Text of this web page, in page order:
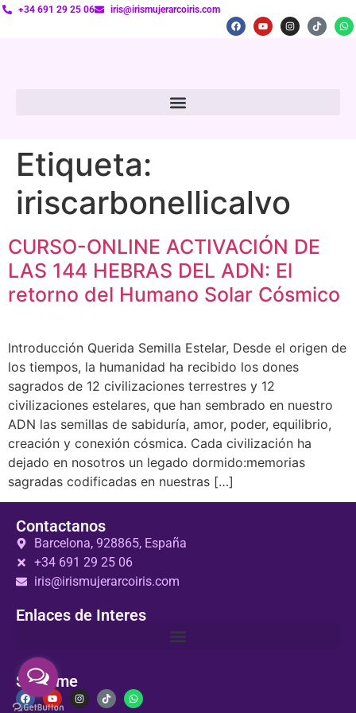
+34 691 29 25 06 iris@irismujerarcoiris.com
Etiqueta:
iriscarbonellicalvo
CURSO-ONLINE ACTIVACIÓN DE
LAS 144 HEBRAS DEL ADN: El
retorno del Humano Solar Cósmico
Introducción Querida Semilla Estelar, Desde el origen de
los tiempos, la humanidad ha recibido los dones
sagrados de 12 civilizaciones terrestres y 12
civilizaciones estelares, que han sembrado en nuestro
ADN las semillas de sabiduría, amor, poder, equilibrio,
creación y conexión cósmica. Cada civilización ha
dejado en nosotros un legado dormido:memorias
sagradas codificadas en nuestras […]
Contactanos
Barcelona, 928865, España
+34 691 29 25 06
iris@irismujerarcoiris.com
Enlaces de Interes
Sigueme